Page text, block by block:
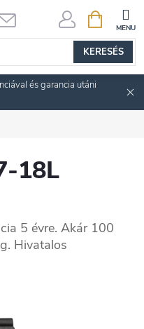
KERESÉS
KOSÁR
és garancia utáni
18L
5 évre. Akár 100
Hivatalos